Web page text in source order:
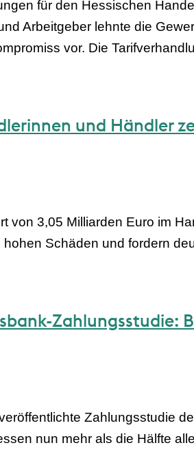
für den Hessischen
Arbeitgeber lehnte die
vor. Die
und Händler
von 3,05 Milliarden Euro im
Schäden und fordern
Zahlungsstudie:
Zahlungsstudie
nun mehr als die Hälfte